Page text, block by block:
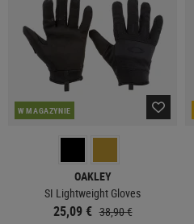
W MAGAZYNIE
OAKLEY
SI Lightweight Gloves
25,09 € 38,90 €